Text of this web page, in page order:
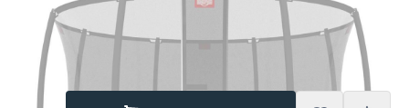
SKU:BERG.51.30.72.16 Berg Toys
€ 58,99 Op voorraad
Aantal